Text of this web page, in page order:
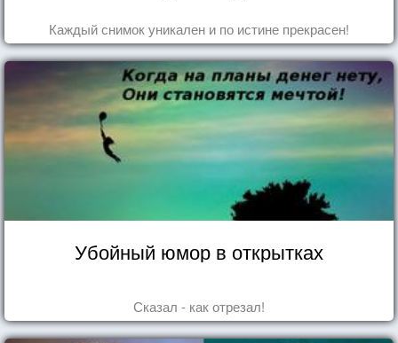
Каждый снимок уникален и по истине прекрасен!
Убойный юмор в открытках
Сказал - как отрезал!